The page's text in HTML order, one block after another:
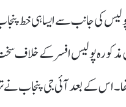
کی جانب سے ایسا ہی خط
مذکورہ پولیس افسر کے خلاف
تھا۔ اس کے بعد آئی جی پنجاب